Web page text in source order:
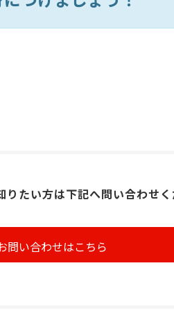
りたい方は下記へ問い合わせ
問い合わせはこちら